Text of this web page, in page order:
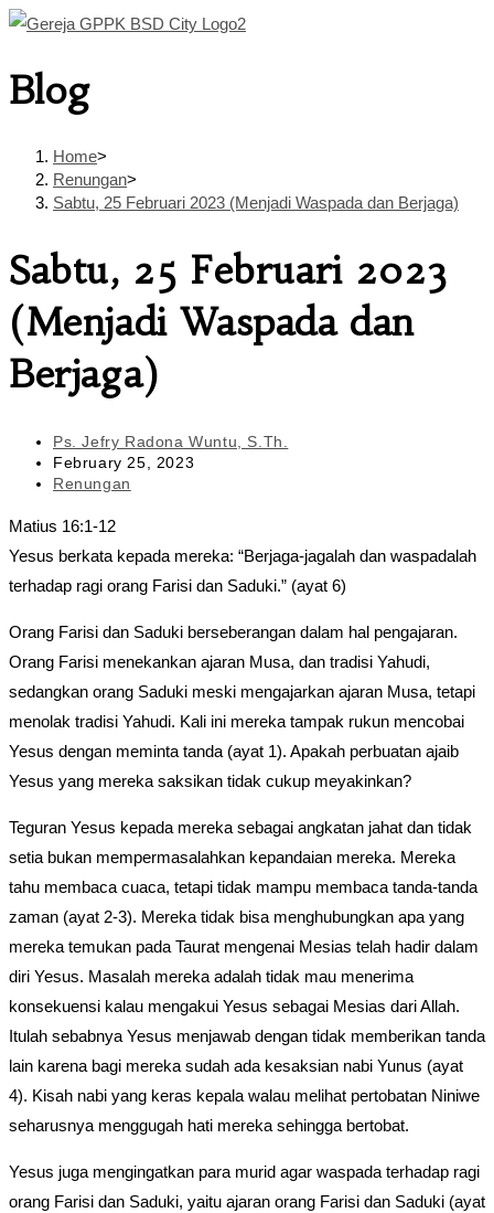
Skip
content
Blog
Home>
Renungan>
Sabtu, 25 Februari 2023 (Menjadi Waspada dan Berjaga)
Sabtu, 25 Februari 2023
(Menjadi Waspada dan
Berjaga)
Post
author:
Ps. Jefry Radona Wuntu, S.Th.
Post
published:
February 25, 2023
Post
Renungan
Matius 16:1-12
Yesus berkata kepada mereka: “Berjaga-jagalah dan waspadalah
terhadap ragi orang Farisi dan Saduki.” (ayat 6)
Orang Farisi dan Saduki berseberangan dalam hal pengajaran.
Orang Farisi menekankan ajaran Musa, dan tradisi Yahudi,
sedangkan orang Saduki meski mengajarkan ajaran Musa, tetapi
menolak tradisi Yahudi. Kali ini mereka tampak rukun mencobai
Yesus dengan meminta tanda (ayat 1). Apakah perbuatan ajaib
Yesus yang mereka saksikan tidak cukup meyakinkan?
Teguran Yesus kepada mereka sebagai angkatan jahat dan tidak
setia bukan mempermasalahkan kepandaian mereka. Mereka
tahu membaca cuaca, tetapi tidak mampu membaca tanda-tanda
zaman (ayat 2-3). Mereka tidak bisa menghubungkan apa yang
mereka temukan pada Taurat mengenai Mesias telah hadir dalam
diri Yesus. Masalah mereka adalah tidak mau menerima
konsekuensi kalau mengakui Yesus sebagai Mesias dari Allah.
Itulah sebabnya Yesus menjawab dengan tidak memberikan tanda
lain karena bagi mereka sudah ada kesaksian nabi Yunus (ayat
4). Kisah nabi yang keras kepala walau melihat pertobatan Niniwe
seharusnya menggugah hati mereka sehingga bertobat.
Yesus juga mengingatkan para murid agar waspada terhadap ragi
orang Farisi dan Saduki, yaitu ajaran orang Farisi dan Saduki (ayat